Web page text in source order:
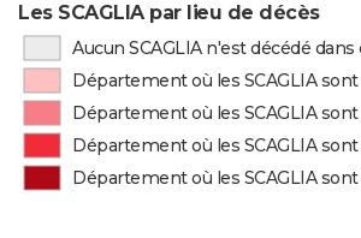
Les SCAGLIA par lieu de décès
Aucun SCAGLIA n'est décédé
Département où les SCAGLIA
Département où les SCAGLIA
Département où les SCAGLIA
Département où les SCAGLIA